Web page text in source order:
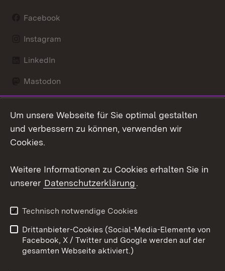
Facebook
Instagram
LinkedIn
Mastodon
X / Twitter
Youtube
Kontakt
Datenschutz
Barrierefreiheit
Impressum Cookies
Um unsere Webseite für Sie optimal gestalten
und verbessern zu können, verwenden wir
Cookies.
Weitere Informationen zu Cookies erhalten Sie in
unserer Datenschutzerklärung.
Technisch notwendige Cookies
Drittanbieter-Cookies (Social-Media-Elemente von
Facebook, X / Twitter und Google werden auf der
gesamten Webseite aktiviert.)